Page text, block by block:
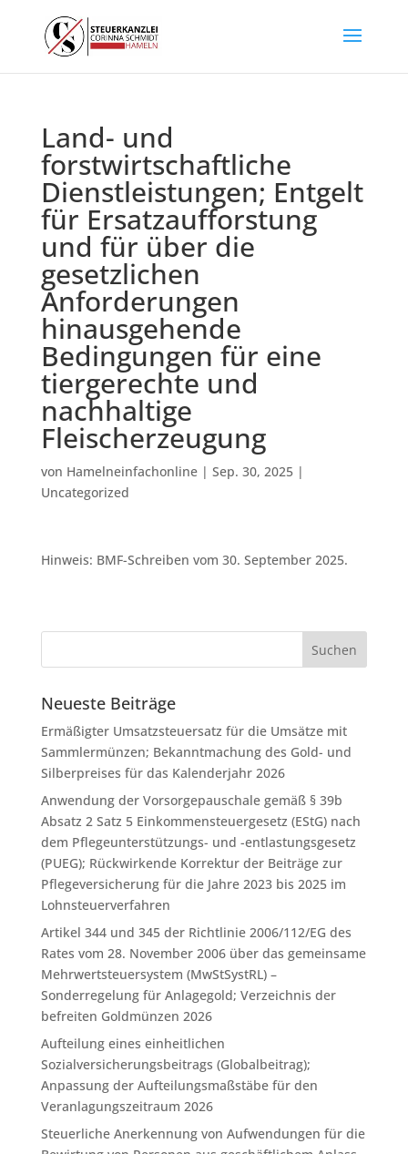
Land- und
forstwirtschaftliche
Dienstleistungen; Entgelt
für Ersatzaufforstung
und für über die
gesetzlichen
Anforderungen
hinausgehende
Bedingungen für eine
tiergerechte und
nachhaltige
Fleischerzeugung
von Hamelneinfachonline| Sep. 30, 2025|
Uncategorized
Hinweis: BMF-Schreiben vom 30. September 2025.
Neueste Beiträge
Ermäßigter Umsatzsteuersatz für die Umsätze mit
Sammlermünzen; Bekanntmachung des Gold- und
Silberpreises für das Kalenderjahr 2026
Anwendung der Vorsorgepauschale gemäß § 39b
Absatz 2 Satz 5 Einkommensteuergesetz (EStG) nach
dem Pflegeunterstützungs- und -entlastungsgesetz
(PUEG); Rückwirkende Korrektur der Beiträge zur
Pflegeversicherung für die Jahre 2023 bis 2025 im
Lohnsteuerverfahren
Artikel 344 und 345 der Richtlinie 2006/112/EG des
Rates vom 28. November 2006 über das gemeinsame
Mehrwertsteuersystem (MwStSystRL) –
Sonderregelung für Anlagegold; Verzeichnis der
befreiten Goldmünzen 2026
Aufteilung eines einheitlichen
Sozialversicherungsbeitrags (Globalbeitrag);
Anpassung der Aufteilungsmaßstäbe für den
Veranlagungszeitraum 2026
Steuerliche Anerkennung von Aufwendungen für die